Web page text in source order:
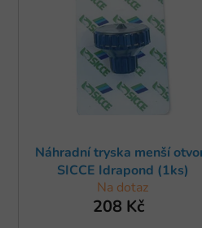
Náhradní tryska menší
SICCE Idrapond (1ks)
Na dotaz
208 Kč